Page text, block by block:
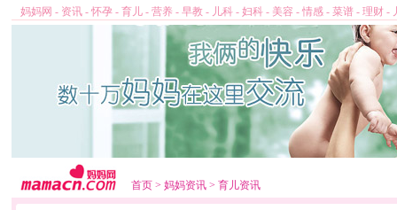
妈妈网 - 资讯 - 怀孕 - 育儿 - 营养 - 早教 - 儿科 - 妇科 - 美容 - 情感 - 菜谱 - 理财 -
首页 > 妈妈资讯 > 育儿资讯